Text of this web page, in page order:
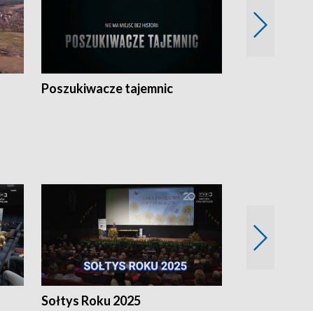
Poszukiwacze tajemnic
Sołtys Roku 2025